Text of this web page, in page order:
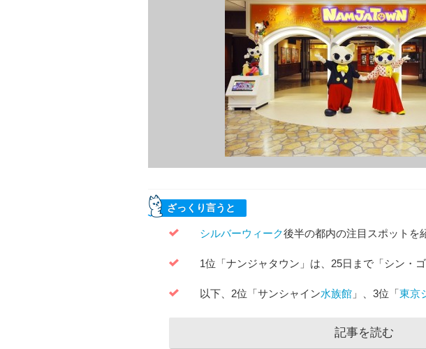
ざっくり言うと
シルバーウィーク後半の都内の注目スポットを
1位「ナンジャタウン」は、25日まで「シン・
以下、2位「サンシャイン水族館 」、3位「東京
記事を読む